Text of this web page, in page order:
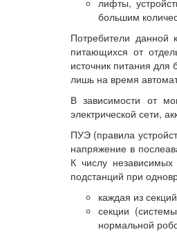
большим
Потребители данной
питающихся от
источник питания
лишь на время
В зависимости от
электрической сети,
ПУЭ (правила
напряжение в
К числу
подстанций при
каждая из
секции
нормальной